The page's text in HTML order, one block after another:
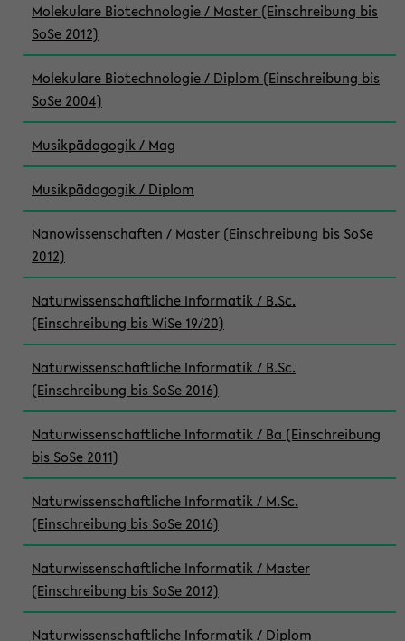
Molekulare Biotechnologie / Master (Einschreibung bis
SoSe 2012)
Molekulare Biotechnologie / Diplom (Einschreibung bis
SoSe 2004)
Musikpädagogik / Mag
Musikpädagogik / Diplom
Nanowissenschaften / Master (Einschreibung bis SoSe
2012)
Naturwissenschaftliche Informatik / B.Sc.
(Einschreibung bis WiSe 19/20)
Naturwissenschaftliche Informatik / B.Sc.
(Einschreibung bis SoSe 2016)
Naturwissenschaftliche Informatik / Ba (Einschreibung
bis SoSe 2011)
Naturwissenschaftliche Informatik / M.Sc.
(Einschreibung bis SoSe 2016)
Naturwissenschaftliche Informatik / Master
(Einschreibung bis SoSe 2012)
Naturwissenschaftliche Informatik / Diplom